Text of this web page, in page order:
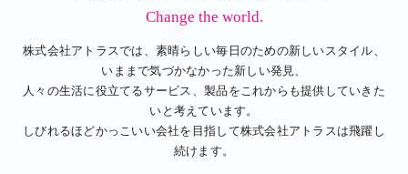
Change the world.
株式会社アトラスでは、素晴らしい毎日のための新しいスタイル、
いままで気づかなかった新しい発見、
人々の生活に役立てるサービス、製品をこれからも提供していきた
いと考えています。
しびれるほどかっこいい会社を目指して株式会社アトラスは飛躍し
続けます。